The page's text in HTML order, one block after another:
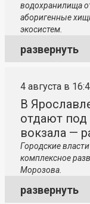
водохранилища
аборигенные
экосистем.
развернуть
4 августа в
В
отдают под
вокзала —
Городские
комплексное
Морозова.
развернуть